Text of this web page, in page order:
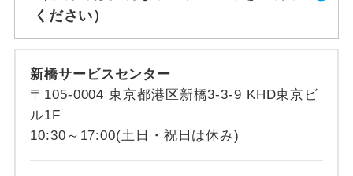
ください）
新橋サービスセンター
〒105-0004 東京都港区新橋3-3-9 KHD東京ビ
ル1F
10:30～17:00(土日・祝日は休み)